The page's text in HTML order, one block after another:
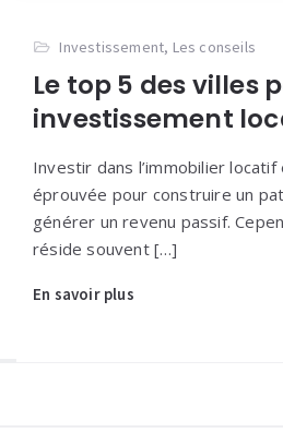
Investissement, Les conseils
Le top 5 des villes
investissement
Investir dans l’immobilier
éprouvée pour construire un
générer un revenu passif.
réside souvent […]
En savoir plus